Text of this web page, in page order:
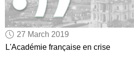
27 March 2019
L'Académie française en crise